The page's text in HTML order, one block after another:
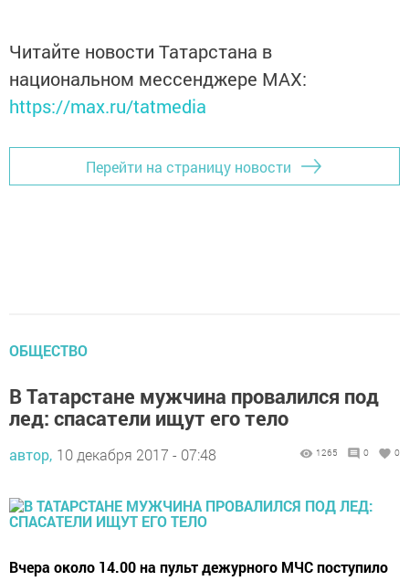
Читайте новости Татарстана в
национальном мессенджере MАХ:
https://max.ru/tatmedia
Перейти на страницу новости
ОБЩЕСТВО
В Татарстане мужчина провалился под
лед: спасатели ищут его тело
автор, 10 декабря 2017 - 07:48 1265 0 0
Вчера около 14.00 на пульт дежурного МЧС поступило